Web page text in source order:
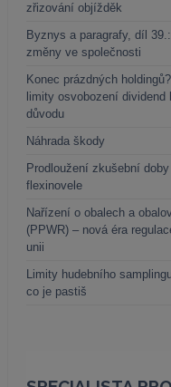
zřizování objížděk
Byznys a paragrafy, díl
změny ve společnosti
Konec prázdných
limity osvobození dividend
důvodu
Náhrada škody
Prodloužení zkušební
flexinovele
Nařízení o obalech a
(PPWR) – nová éra
unii
Limity hudebního
co je pastiš